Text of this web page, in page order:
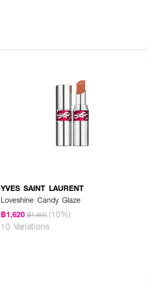
YVES SAINT LAURENT
Loveshine Candy Glaze
฿1,620 ฿1,800 (10%)
10 Variations